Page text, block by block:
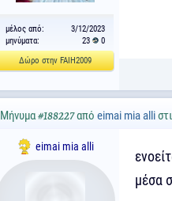
μέλος από:
3/12/2023
μηνύματα:
23
0
Δώρο στην FAIH2009
Μήνυμα #188227από eimai mia alli
eimai mia alli
μέσα